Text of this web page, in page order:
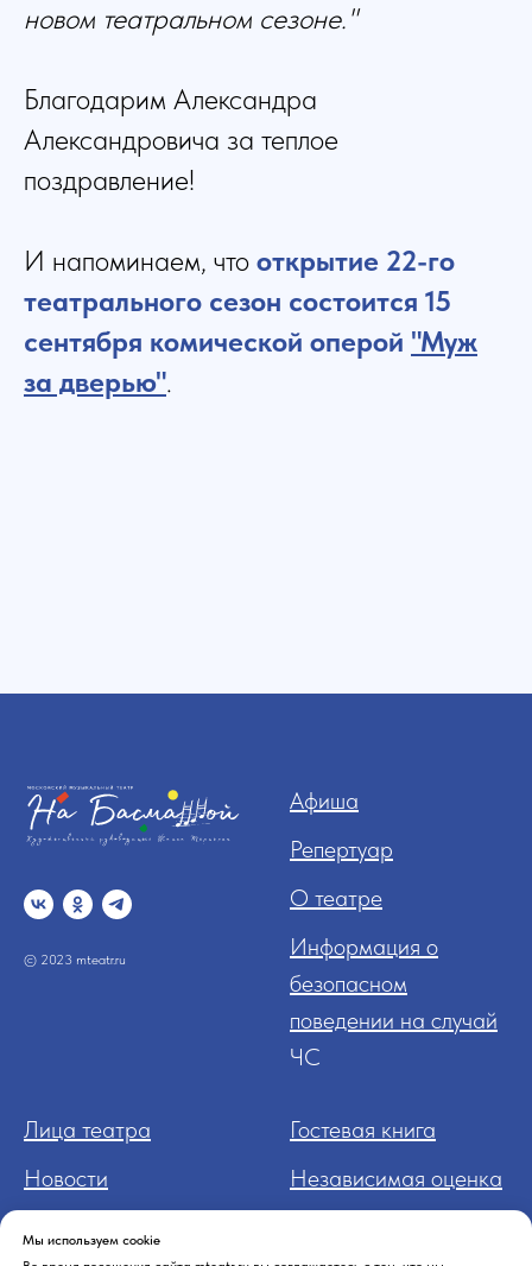
новом театральном сезоне."
Благодарим Александра
Александровича за теплое
поздравление!
И напоминаем, что открытие 22-го
театрального сезон состоится 15
сентября комической оперой "Муж
за дверью".
Мы используем cookie
© 2023 mteatr.ru
Афиша
Репертуар
О театре
Информация о
безопасном
поведении на случай
ЧС
Лица театра
Новости
Гостевая книга
Независимая оценка